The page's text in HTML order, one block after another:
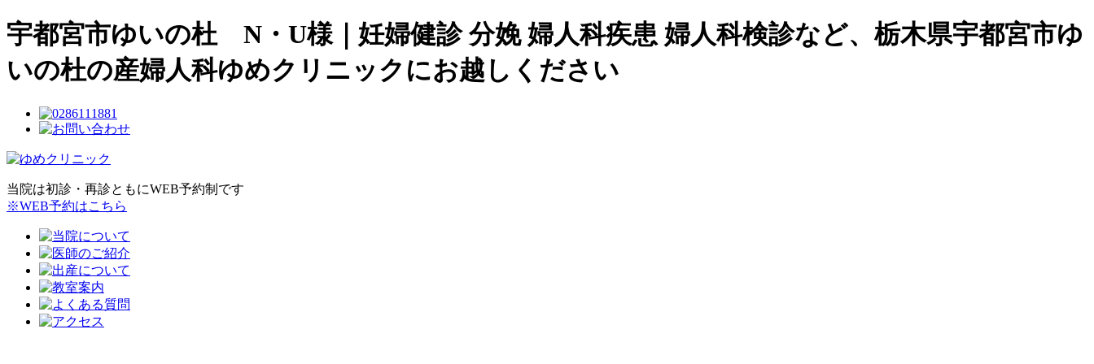
宇都宮市ゆいの杜 N・U様｜妊婦健診 分娩 婦人科疾患 婦人科検診など、栃木県宇都宮市ゆ
いの杜の産婦人科ゆめクリニックにお越しください
当院は初診・再診ともにWEB予約制です
※WEB予約はこちら